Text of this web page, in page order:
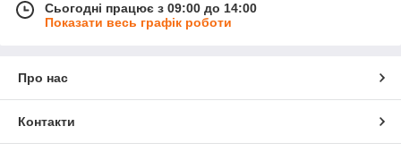
Сьогодні працює з 09:00 до 14:00
Показати весь графік роботи
Про нас
Контакти